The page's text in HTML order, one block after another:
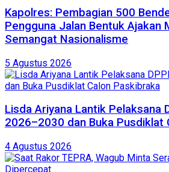
Kapolres: Pembagian 500
Pengguna Jalan Bentuk Ajakan
Semangat Nasionalisme
5 Agustus 2026
Lisda Ariyana Lantik Pelaksana
2026–2030 dan Buka Pusdiklat
4 Agustus 2026